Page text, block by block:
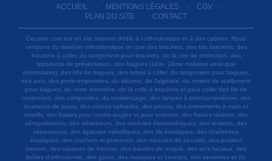
ACCUEIL - MENTIONS LÉGALES - CGV -
PLAN DU SITE - CONTACT
Cecsmo.com est un site internet dédié à l'orthodontiste et à son cabinet. Nous
vendons du matériel orthodontique tel que des brackets, des kits brackets, des
boutons à coller, du rangement pour brackets, de la cire de protection, des
typodonts de présentation, des bagues (1ère, 2ème molaires ainsi que
prémolaires), des kits de bagues, des tubes à coller, du rangement pour bagues,
des arcs, des porte-empreintes, du silicone, de l'alginate, du ciment de scellement
pour bagues, du verre ionomère, de la colle à brackets et pour coller des fils de
contention, des composites, du mordançage, des lampes à photopolymériser, des
écarteurs de joues, des cotons salivaires, des pinces, des instruments à main et
rotatifs, des fraises pour contre-angles et pour turbines, des fraises résines, des
aéropolisseurs, des détartreurs, des modules élastomériques, des ressorts, des
séparateurs, des ligatures métalliques, des fils élastiques, des chaînettes
élastiques, des crochets et potences, des modules de sécurité, des position
trainers, des casques de traction, des bandes de nuque, des arcs faciaux, des
boîtes d'orthodontie, des gants, des masques et lunettes, des serviettes et du